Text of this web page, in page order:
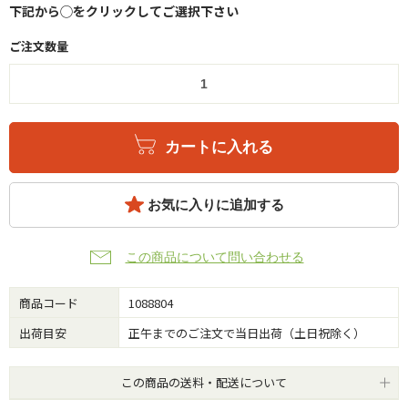
下記から◯をクリックしてご選択下さい
ご注文数量
カートに入れる
お気に入りに追加する
この商品について問い合わせる
商品コード
1088804
出荷目安
正午までのご注文で当日出荷（土日祝除く）
この商品の送料・配送について